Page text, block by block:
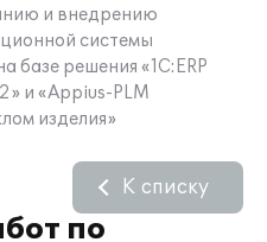
и внедрению
системы
базе решения «1С:ERP
и «Appius-PLM
изделия»
по
К списку